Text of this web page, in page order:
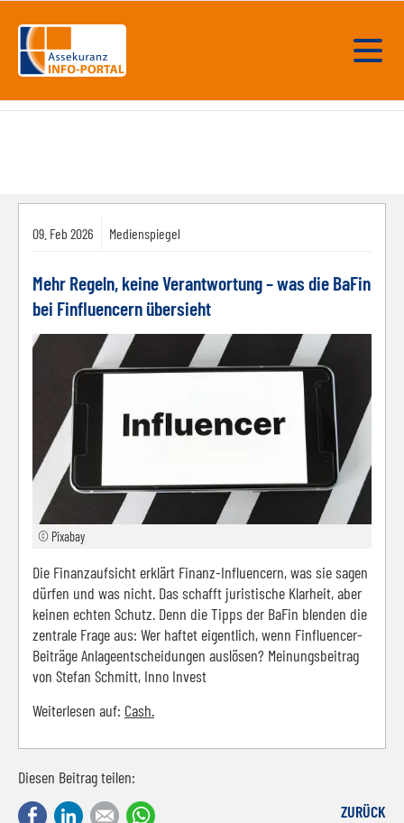
09. Feb 2026 Medienspiegel
Mehr Regeln, keine Verantwortung – was die BaFin
bei Finfluencern übersieht
© Pixabay
Die Finanzaufsicht erklärt Finanz-Influencern, was sie sagen
dürfen und was nicht. Das schafft juristische Klarheit, aber
keinen echten Schutz. Denn die Tipps der BaFin blenden die
zentrale Frage aus: Wer haftet eigentlich, wenn Finfluencer-
Beiträge Anlageentscheidungen auslösen? Meinungsbeitrag
von Stefan Schmitt, Inno Invest
Weiterlesen auf: Cash.
Diesen Beitrag teilen:
FacebookLinkedInE-mail ZURÜCK